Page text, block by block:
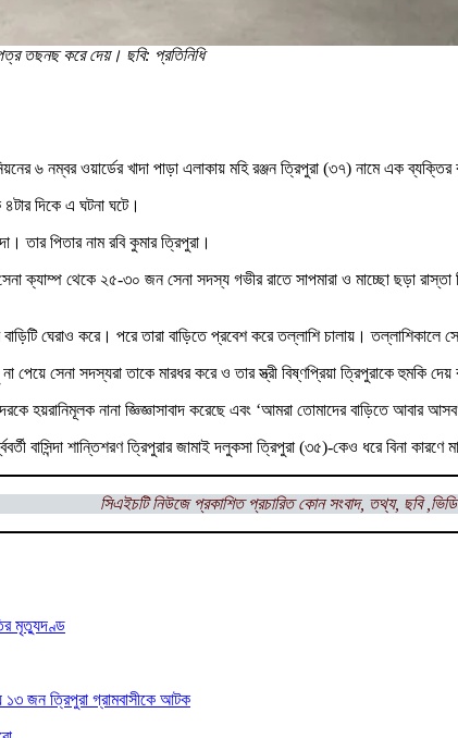
তছনছ করে দেয়। ছবি: প্রতিনিধি
৬ নম্বর ওয়ার্ডের খাদা পাড়া এলাকায় মহি রঞ্জন ত্রিপুরা (৩৭) নামে এক
দিকে এ ঘটনা ঘটে।
তার পিতার নাম রবি কুমার ত্রিপুরা।
সেনা ক্যাম্প থেকে ২৫-৩০ জন সেনা সদস্য গভীর রাতে সাপমারা ও মাচ্ছো ছড়া
ঘেরাও করে। পরে তারা বাড়িতে প্রবেশ করে তল্লাশি চালায়। তল্লাশিকালে
পেয়ে সেনা সদস্যরা তাকে মারধর করে ও তার স্ত্রী বিষ্ণপ্রিয়া ত্রিপুরাকে
হয়রানিমূলক নানা জ্ঞিজ্ঞাসাবাদ করেছে এবং ‘আমরা তোমাদের বাড়িতে আবার
বাসিন্দা শান্তিশরণ ত্রিপুরার জামাই দলুকসা ত্রিপুরা (৩৫)-কেও ধরে বিনা
সিএইচটি নিউজে প্রকাশিত প্রচারিত কোন সংবাদ, তথ্য, ছবি
মৃত্যুদণ্ড
১৩ জন ত্রিপুরা গ্রামবাসীকে আটক